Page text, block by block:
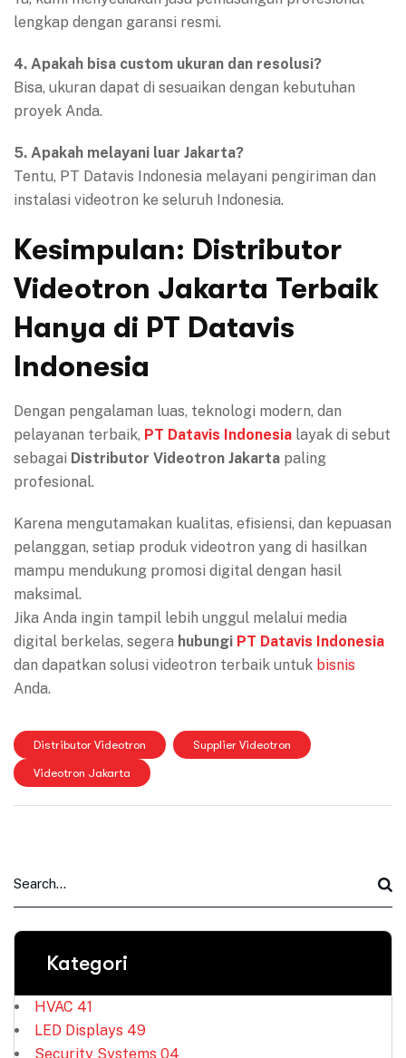
lengkap dengan garansi resmi.
4. Apakah bisa custom ukuran dan resolusi?
Bisa, ukuran dapat di sesuaikan dengan kebutuhan
proyek Anda.
5. Apakah melayani luar Jakarta?
Tentu, PT Datavis Indonesia melayani pengiriman dan
instalasi videotron ke seluruh Indonesia.
Kesimpulan: Distributor
Videotron Jakarta Terbaik
Hanya di PT Datavis
Indonesia
Dengan pengalaman luas, teknologi modern, dan
pelayanan terbaik, PT Datavis Indonesia layak di sebut
sebagai Distributor Videotron Jakarta paling
profesional.
Karena mengutamakan kualitas, efisiensi, dan kepuasan
pelanggan, setiap produk videotron yang di hasilkan
mampu mendukung promosi digital dengan hasil
maksimal.
Jika Anda ingin tampil lebih unggul melalui media
digital berkelas, segera hubungi PT Datavis Indonesia
dan dapatkan solusi videotron terbaik untuk bisnis
Anda.
Distributor Videotron Supplier Videotron
Videotron Jakarta
Kategori
HVAC 41
LED Displays 49
Security Systems 04